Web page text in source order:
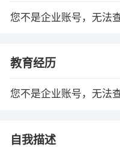
您不是企业账号，无法
教育经历
您不是企业账号，无法
自我描述